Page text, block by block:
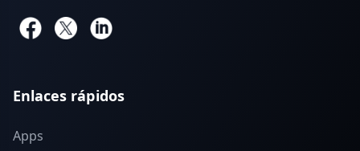
Enlaces rápidos
Apps